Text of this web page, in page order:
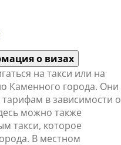
о визах
на такси или на
Каменного города. Они
в зависимости
можно также
такси, которое
В местном